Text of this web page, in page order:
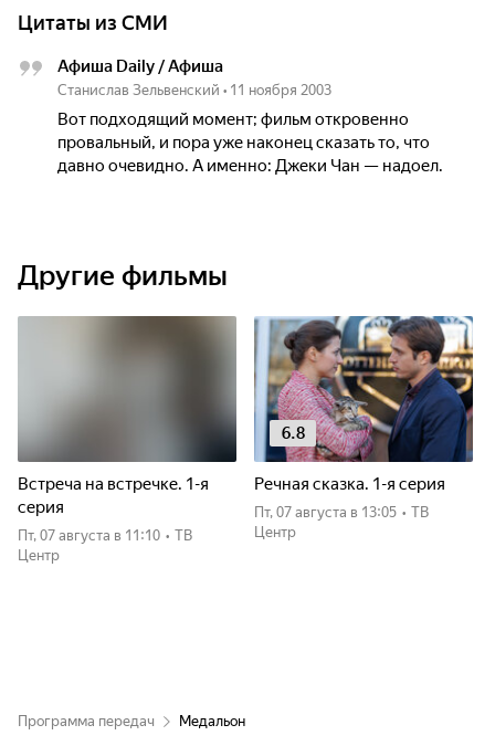
Цитаты из СМИ
Афиша Daily / Афиша
Станислав Зельвенский • 11 ноября 2003
Вот подходящий момент; фильм откровенно
провальный, и пора уже наконец сказать то, что
давно очевидно. А именно: Джеки Чан — надоел.
Другие фильмы
Встреча на встречке. 1-я
серия
пт, 07 августа в 11:10 • ТВ
Центр
6.8
Речная сказка. 1-я серия
пт, 07 августа в 13:05 • ТВ
Центр
Программа передач Медальон